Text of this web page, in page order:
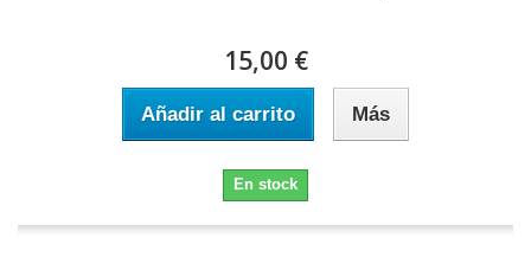
15,00 €
Añadir al carrito Más
En stock